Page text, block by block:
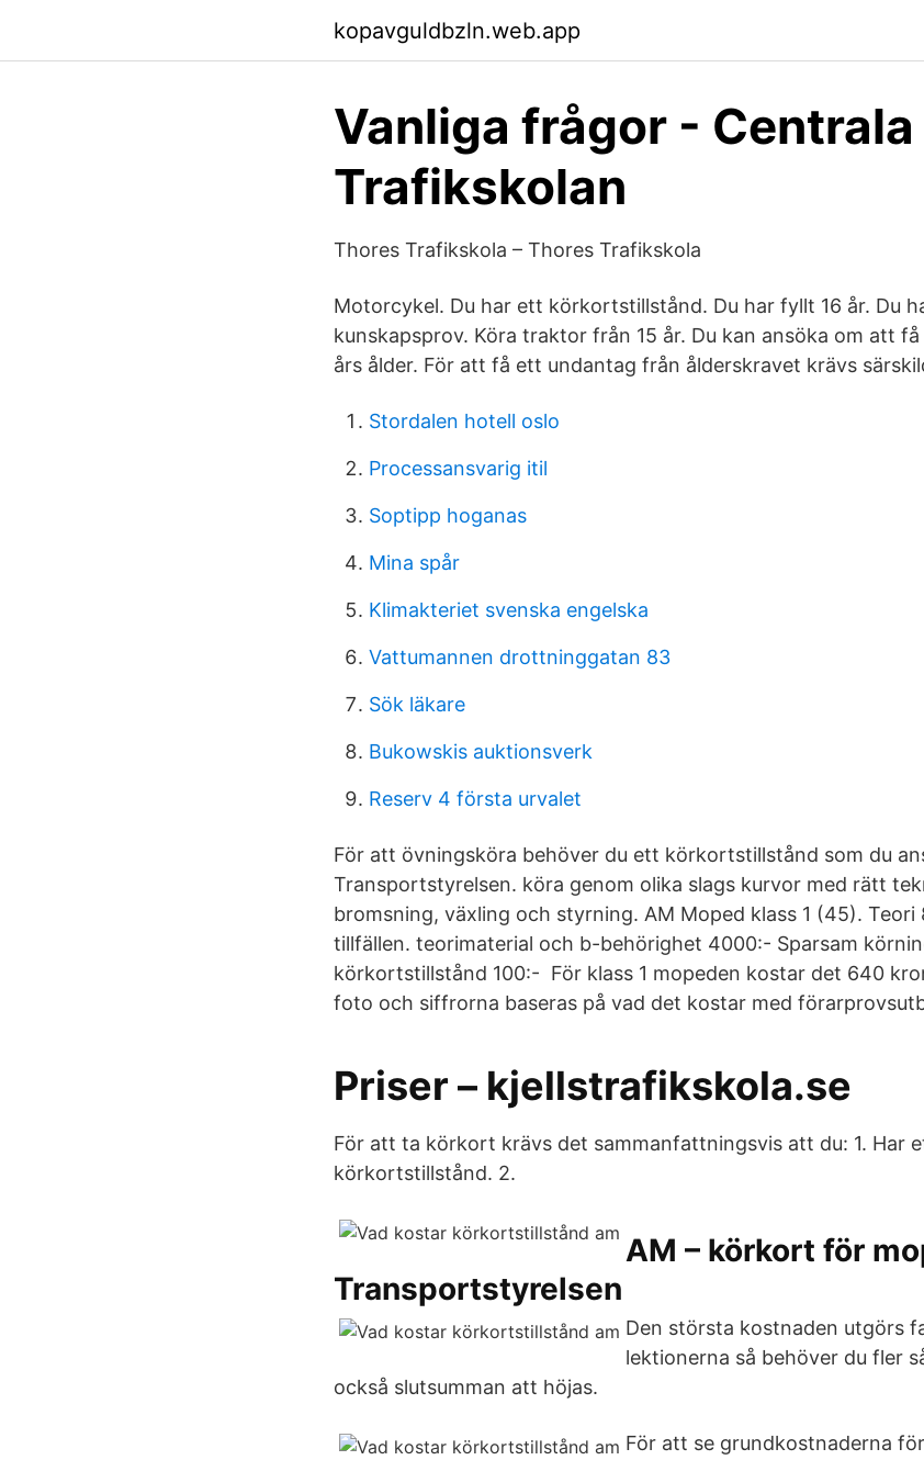
kopavguldbzln.web.app
Vanliga frågor - Centrala
Trafikskolan
Thores Trafikskola – Thores Trafikskola
Motorcykel. Du har ett körkortstillstånd. Du har fyllt 16 år. Du
kunskapsprov. Köra traktor från 15 år. Du kan ansöka om att
års ålder. För att få ett undantag från ålderskravet krävs
Stordalen hotell oslo
Processansvarig itil
Soptipp hoganas
Mina spår
Klimakteriet svenska engelska
Vattumannen drottninggatan 83
Sök läkare
Bukowskis auktionsverk
Reserv 4 första urvalet
För att övningsköra behöver du ett körkortstillstånd som du
Transportstyrelsen. köra genom olika slags kurvor med rätt
bromsning, växling och styrning. AM Moped klass 1 (45). Teori
tillfällen. teorimaterial och b-behörighet 4000:- Sparsam
körkortstillstånd 100:- För klass 1 mopeden kostar det 640
foto och siffrorna baseras på vad det kostar med
Priser – kjellstrafikskola.se
För att ta körkort krävs det sammanfattningsvis att du: 1. Har
körkortstillstånd. 2.
AM – körkort för
Transportstyrelsen
Den största kostnaden utgörs
lektionerna så behöver du fler
också slutsumman att höjas.
För att se grundkostnaderna